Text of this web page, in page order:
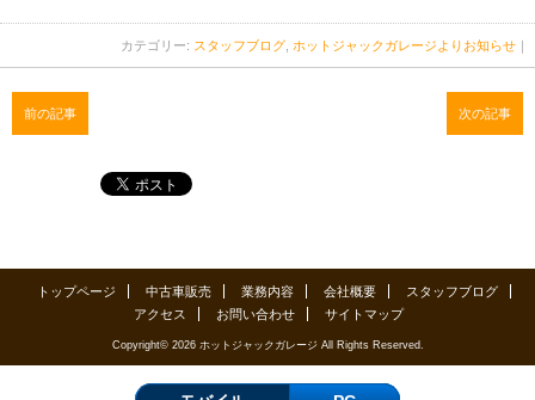
カテゴリー: スタッフブログ ホットジャックガレージよりお知らせ ｜
前の記事 次の記事
トップページ 中古車販売 業務内容 会社概要
スタッフブログ
アクセス
お問い合わせ サイトマップ
Copyright© 2026 ホットジャックガレージ All Rights Reserved.